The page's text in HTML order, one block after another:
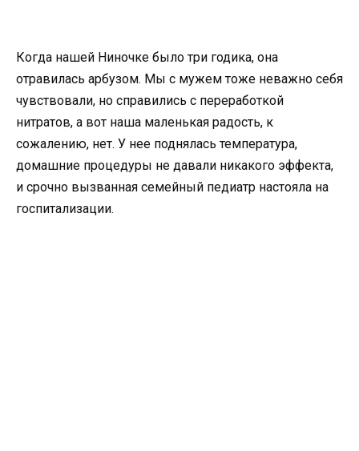
Когда нашей Ниночке было три годика, она
отравилась арбузом. Мы с мужем тоже неважно себя
чувствовали, но справились с переработкой
нитратов, а вот наша маленькая радость, к
сожалению, нет. У нее поднялась температура,
домашние процедуры не давали никакого эффекта,
и срочно вызванная семейный педиатр настояла на
госпитализации.